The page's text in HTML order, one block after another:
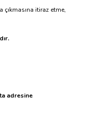
itiraz etme,
adresine